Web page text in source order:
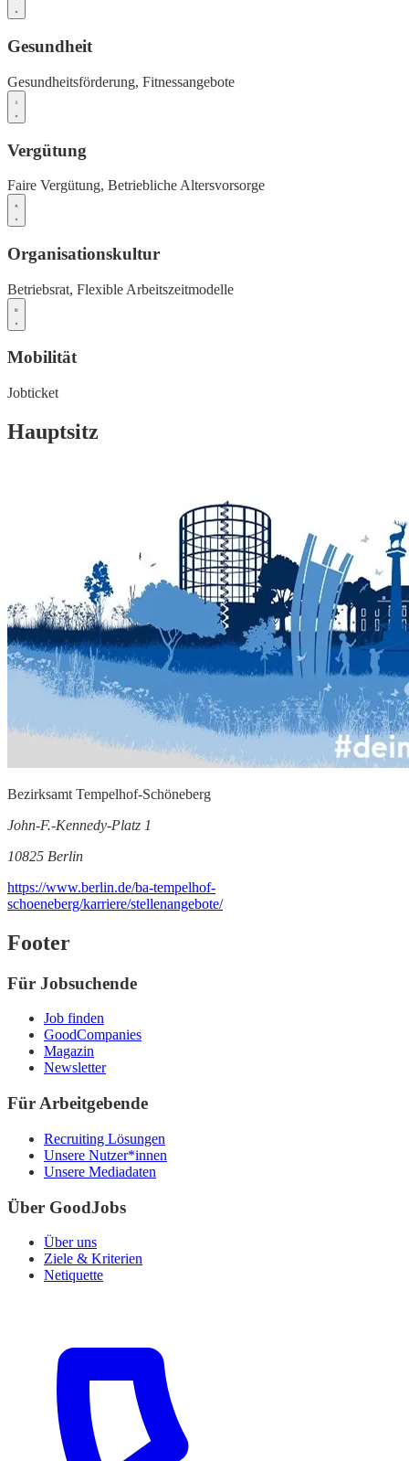
Gesundheit
Gesundheitsförderung, Fitnessangebote
Vergütung
Faire Vergütung, Betriebliche Altersvorsorge
Organisationskultur
Betriebsrat, Flexible Arbeitszeitmodelle
Mobilität
Jobticket
Hauptsitz
Bezirksamt Tempelhof-Schöneberg
John-F.-Kennedy-Platz 1
10825 Berlin
https://www.berlin.de/ba-tempelhof-
schoeneberg/karriere/stellenangebote/
Footer
Für Jobsuchende
Job finden
GoodCompanies
Magazin
Newsletter
Für Arbeitgebende
Recruiting Lösungen
Unsere Nutzer*innen
Unsere Mediadaten
Über GoodJobs
Über uns
Ziele & Kriterien
Netiquette